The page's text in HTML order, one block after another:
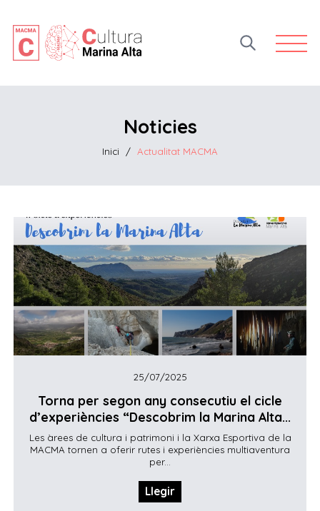
Open
Noticies
Inici / Actualitat MACMA
25/07/2025
Torna per segon any consecutiu el cicle
d’experiències “Descobrim la Marina Alta...
Les àrees de cultura i patrimoni i la Xarxa Esportiva de la
MACMA tornen a oferir rutes i experiències multiaventura
per...
Llegir